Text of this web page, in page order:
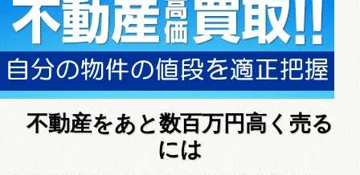
不動産をあと数百万円高く売る
には